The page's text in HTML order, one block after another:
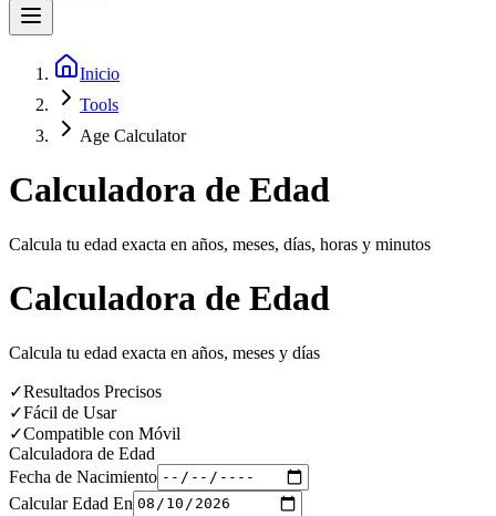
Inicio
Tools
Age Calculator
Calculadora de Edad
Calcula tu edad exacta en años, meses, días, horas y minutos
Calculadora de Edad
Calcula tu edad exacta en años, meses y días
✓Resultados Precisos
✓Fácil de Usar
✓Compatible con Móvil
Calculadora de Edad
Fecha de Nacimiento
Calcular Edad En